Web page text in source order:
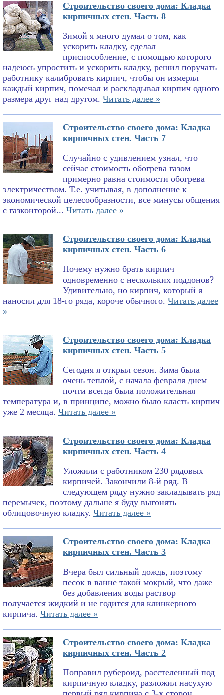
Строительство своего дома: Кладка
кирпичных стен. Часть 8
Зимой я много думал о том, как
ускорить кладку, сделал
приспособление, с помощью которого
надеюсь упростить и ускорить кладку, решил поручать
работнику калибровать кирпич, чтобы он измерял
каждый кирпич, помечал и раскладывал кирпич одного
размера друг над другом. Читать далее »
Строительство своего дома: Кладка
кирпичных стен. Часть 7
Случайно с удивлением узнал, что
сейчас стоимость обогрева газом
примерно равна стоимости обогрева
электричеством. Т.е. учитывая, в дополнение к
экономической целесообразности, все минусы общения
с газконторой... Читать далее »
Строительство своего дома: Кладка
кирпичных стен. Часть 6
Почему нужно брать кирпич
одновременно с нескольких поддонов?
Удивительно, но кирпич, который я
наносил для 18-го ряда, короче обычного. Читать далее
»
Строительство своего дома: Кладка
кирпичных стен. Часть 5
Сегодня я открыл сезон. Зима была
очень теплой, с начала февраля днем
почти всегда была положительная
температура и, в принципе, можно было класть кирпич
уже 2 месяца. Читать далее »
Строительство своего дома: Кладка
кирпичных стен. Часть 4
Уложили с работником 230 рядовых
кирпичей. Закончили 8-й ряд. В
следующем ряду нужно закладывать ряд
перемычек, поэтому дальше я буду выгонять
облицовочную кладку. Читать далее »
Строительство своего дома: Кладка
кирпичных стен. Часть 3
Вчера был сильный дождь, поэтому
песок в ванне такой мокрый, что даже
без добавления воды раствор
получается жидкий и не годится для клинкерного
кирпича. Читать далее »
Строительство своего дома: Кладка
кирпичных стен. Часть 2
Поправил рубероид, расстеленный под
кирпичную кладку, разложил насухую